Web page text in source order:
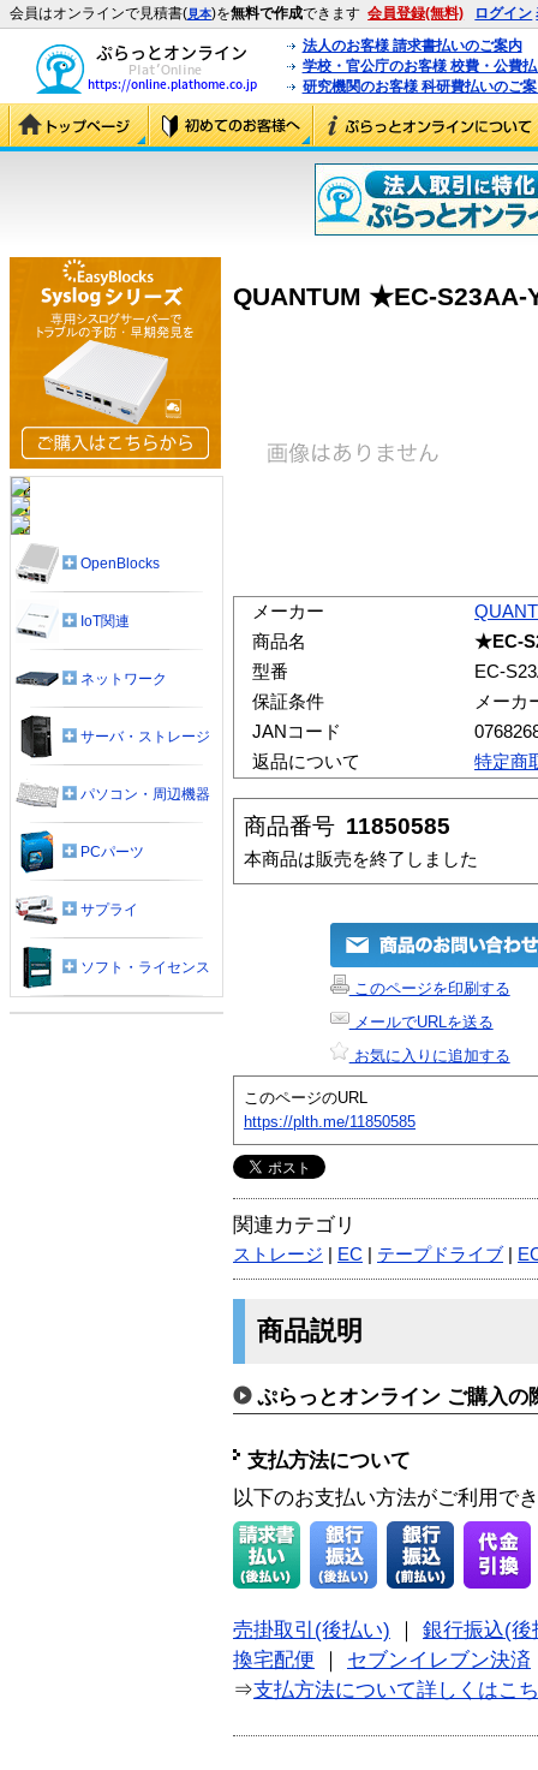
会員はオンラインで見積書(見本)を無料で作成できます 会員登録(無料) ログイン
法人のお客様 請求書払いのご案内
学校・官公庁のお客様 校費・公費
研究機関のお客様 科研費払いのご
QUANTUM ★EC-S23AA-
メーカー
商品名
★EC-
型番
EC-
保証条件
メーカ
JANコード
返品について
特定商
商品番号 11850585
本商品は販売を終了しました
このページを印刷する
メールでURLを送る
お気に入りに追加する
このページのURL
https://plth.me/11850585
関連カテゴリ
ストレージ EC テープドライブ
商品説明
ぷらっとオンライン ご購入の
支払方法について
以下のお支払い方法がご利用で
売掛取引(後払い)
銀行振込(後
換宅配便
セブンイレブン決済
⇒支払方法について詳しくはこ
OpenBlocks
IoT関連
ネットワーク
サーバ・ストレージ
パソコン・周辺機器
PCパーツ
サプライ
ソフト・ライセンス